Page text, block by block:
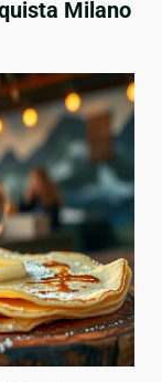
Milano